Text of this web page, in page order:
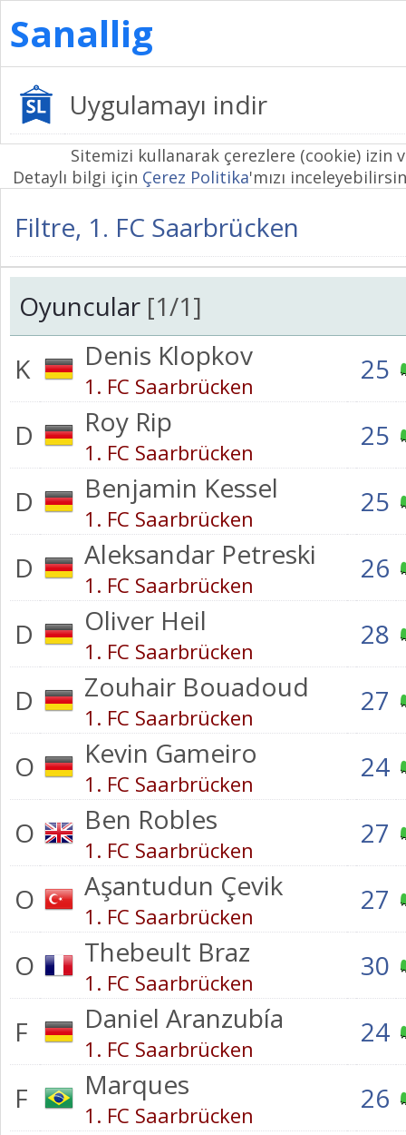
Sanallig
Uygulamayı indir
Sitemizi kullanarak çerezlere (cookie) izin
Detaylı bilgi için Çerez Politika'mızı
Filtre, 1. FC Saarbrücken
Oyuncular [1/1]
K
Denis Klopkov
1. FC Saarbrücken
25
D
Roy Rip
1. FC Saarbrücken
25
D
Benjamin Kessel
1. FC Saarbrücken
25
D
Aleksandar Petreski
1. FC Saarbrücken
26
D
Oliver Heil
1. FC Saarbrücken
28
D
Zouhair Bouadoud
1. FC Saarbrücken
27
O
Kevin Gameiro
1. FC Saarbrücken
24
O
Ben Robles
1. FC Saarbrücken
27
O
Aşantudun Çevik
1. FC Saarbrücken
27
O
Thebeult Braz
1. FC Saarbrücken
30
F
Daniel Aranzubía
1. FC Saarbrücken
24
F
Marques
1. FC Saarbrücken
26